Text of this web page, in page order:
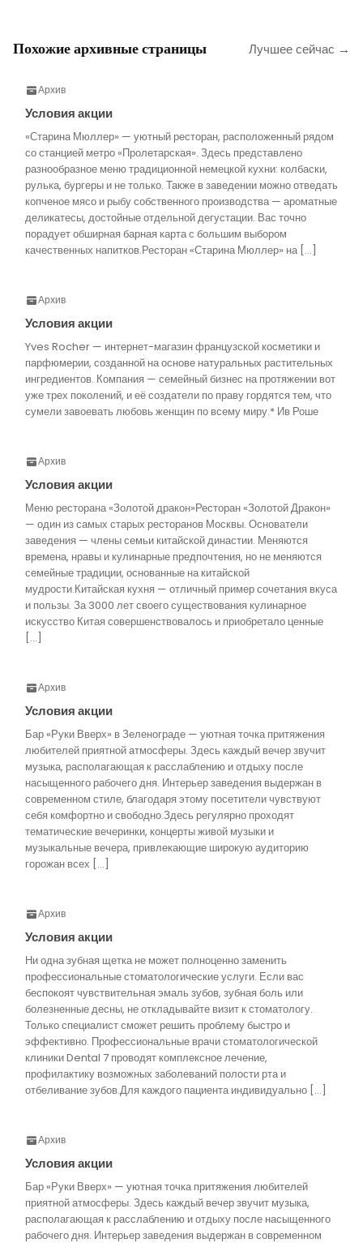
Похожие архивные страницы Лучшее сейчас →
Архив
Условия акции
«Старина Мюллер» — уютный ресторан, расположенный рядом
со станцией метро «Пролетарская». Здесь представлено
разнообразное меню традиционной немецкой кухни: колбаски,
рулька, бургеры и не только. Также в заведении можно отведать
копченое мясо и рыбу собственного производства — ароматные
деликатесы, достойные отдельной дегустации. Вас точно
порадует обширная барная карта с большим выбором
качественных напитков.Ресторан «Старина Мюллер» на […]
Архив
Условия акции
Yves Rocher — интернет-магазин французской косметики и
парфюмерии, созданной на основе натуральных растительных
ингредиентов. Компания — семейный бизнес на протяжении вот
уже трех поколений, и её создатели по праву гордятся тем, что
сумели завоевать любовь женщин по всему миру.* Ив Роше
Архив
Условия акции
Меню ресторана «Золотой дракон»Ресторан «Золотой Дракон»
— один из самых старых ресторанов Москвы. Основатели
заведения — члены семьи китайской династии. Меняются
времена, нравы и кулинарные предпочтения, но не меняются
семейные традиции, основанные на китайской
мудрости.Китайская кухня — отличный пример сочетания вкуса
и пользы. За 3000 лет своего существования кулинарное
искусство Китая совершенствовалось и приобретало ценные
[…]
Архив
Условия акции
Бар «Руки Вверх» в Зеленограде — уютная точка притяжения
любителей приятной атмосферы. Здесь каждый вечер звучит
музыка, располагающая к расслаблению и отдыху после
насыщенного рабочего дня. Интерьер заведения выдержан в
современном стиле, благодаря этому посетители чувствуют
себя комфортно и свободно.Здесь регулярно проходят
тематические вечеринки, концерты живой музыки и
музыкальные вечера, привлекающие широкую аудиторию
горожан всех […]
Архив
Условия акции
Ни одна зубная щетка не может полноценно заменить
профессиональные стоматологические услуги. Если вас
беспокоят чувствительная эмаль зубов, зубная боль или
болезненные десны, не откладывайте визит к стоматологу.
Только специалист сможет решить проблему быстро и
эффективно. Профессиональные врачи стоматологической
клиники Dental 7 проводят комплексное лечение,
профилактику возможных заболеваний полости рта и
отбеливание зубов.Для каждого пациента индивидуально […]
Архив
Условия акции
Бар «Руки Вверх» — уютная точка притяжения любителей
приятной атмосферы. Здесь каждый вечер звучит музыка,
располагающая к расслаблению и отдыху после насыщенного
рабочего дня. Интерьер заведения выдержан в современном